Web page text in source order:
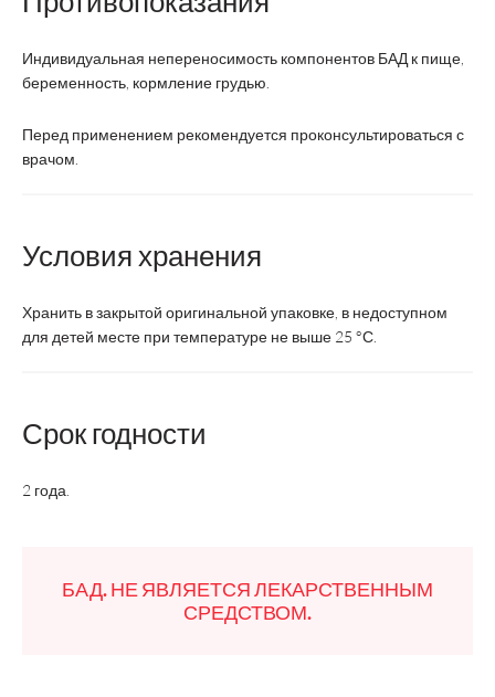
взрослым
Состав:
Индивидуальная непереносимость компонентов БАД к пище,
беременность, кормление грудью.
Перед применением рекомендуется проконсультироваться с
врачом.
Условия хранения
Хранить в закрытой оригинальной упаковке, в недоступном
для детей месте при температуре не выше 25 °С.
Срок годности
2 года.
БАД. НЕ ЯВЛЯЕТСЯ ЛЕКАРСТВЕННЫМ
СРЕДСТВОМ.